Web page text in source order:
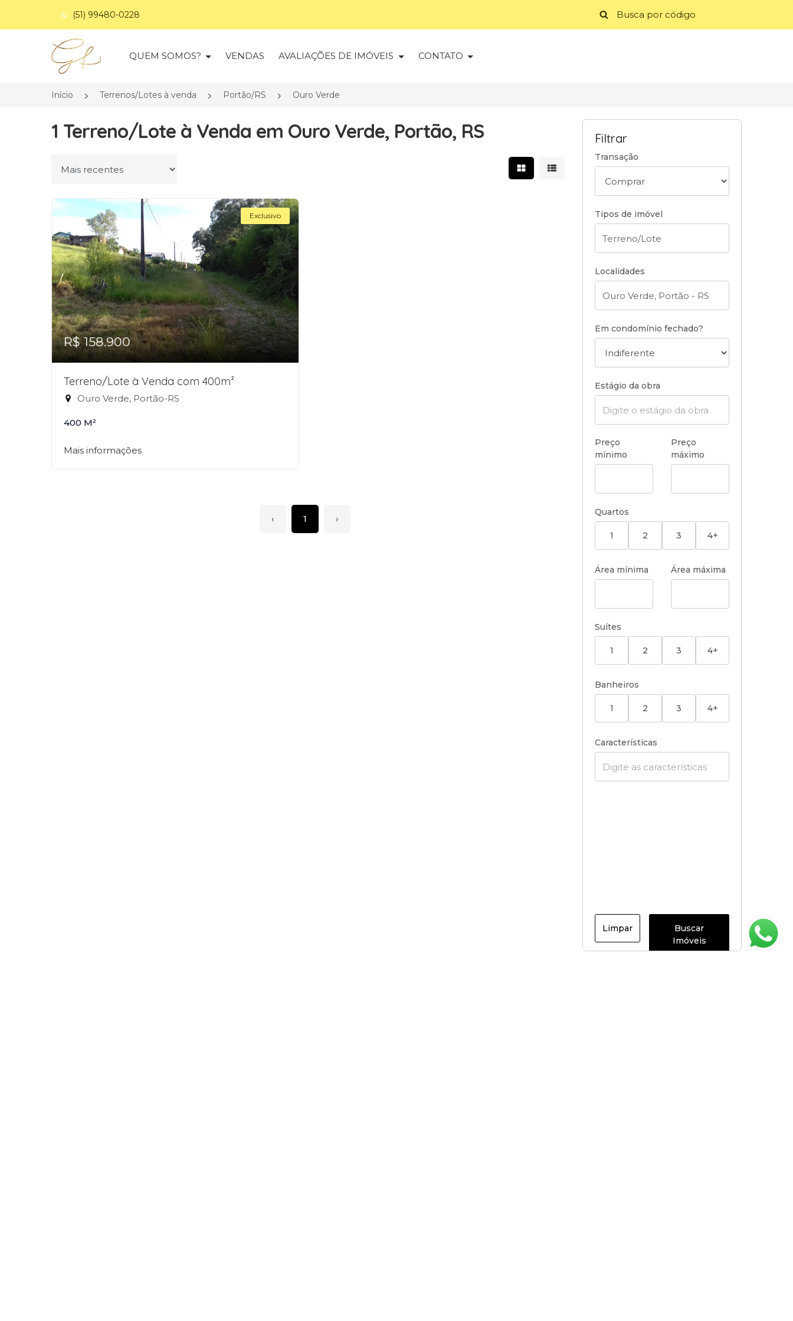
(51) 99480-0228
Página inicial
QUEM SOMOS? VENDAS AVALIAÇÕES DE IMÓVEIS CONTATO
Início Terrenos/Lotes à venda Portão/RS Ouro Verde
1 Terreno/Lote à Venda em Ouro Verde, Portão, RS
Ordenar por Mostrar resultados em grade
Mostrar resultados em lista
Exclusivo
R$ 158.900
Terreno/Lote à Venda com 400m²
Ouro Verde, Portão-RS
400 M²
Mais informações
‹ 1 ›
Filtrar
Transação
Tipos de imóvel
Localidades
Em condomínio fechado?
Estágio da obra
Preço
mínimo
Preço
máximo
Quartos
1 2 3 4+
Área mínima Área máxima
Suítes
1 2 3 4+
Banheiros
1 2 3 4+
Características
Limpar
Buscar
Imóveis